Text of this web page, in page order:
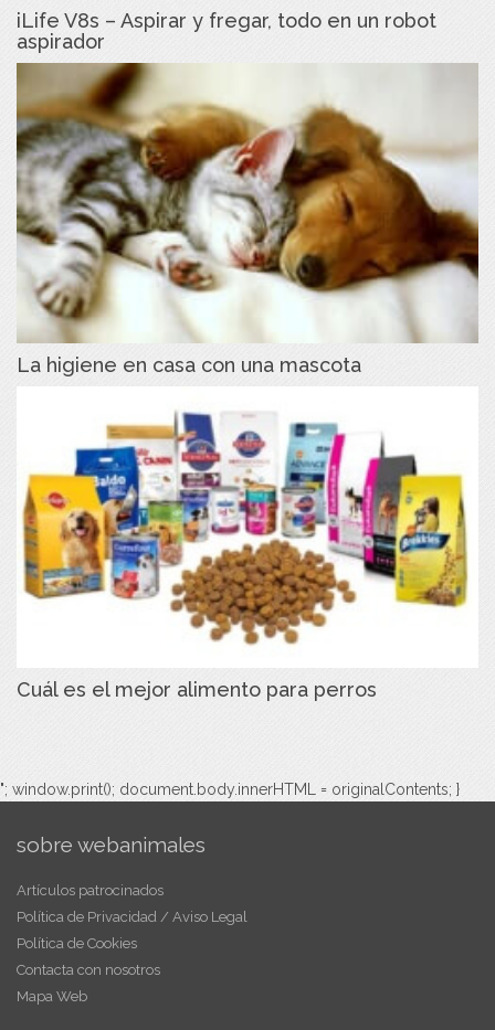
iLife V8s – Aspirar y fregar, todo en un robot
aspirador
La higiene en casa con una mascota
Cuál es el mejor alimento para perros
"; window.print(); document.body.innerHTML = originalContents; }
sobre webanimales
Artículos patrocinados
Política de Privacidad / Aviso Legal
Política de Cookies
Contacta con nosotros
Mapa Web